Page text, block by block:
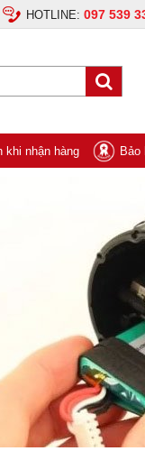
HOTLINE: 097 539
khi nhận hàng Bảo